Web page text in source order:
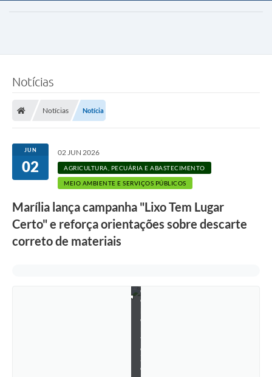
Notícias
Notícias Notícia
JUN
02
02 JUN 2026
AGRICULTURA, PECUÁRIA E ABASTECIMENTO
MEIO AMBIENTE E SERVIÇOS PÚBLICOS
Marília lança campanha "Lixo Tem Lugar
Certo" e reforça orientações sobre descarte
correto de materiais
c
o
o
t
o
Z
o